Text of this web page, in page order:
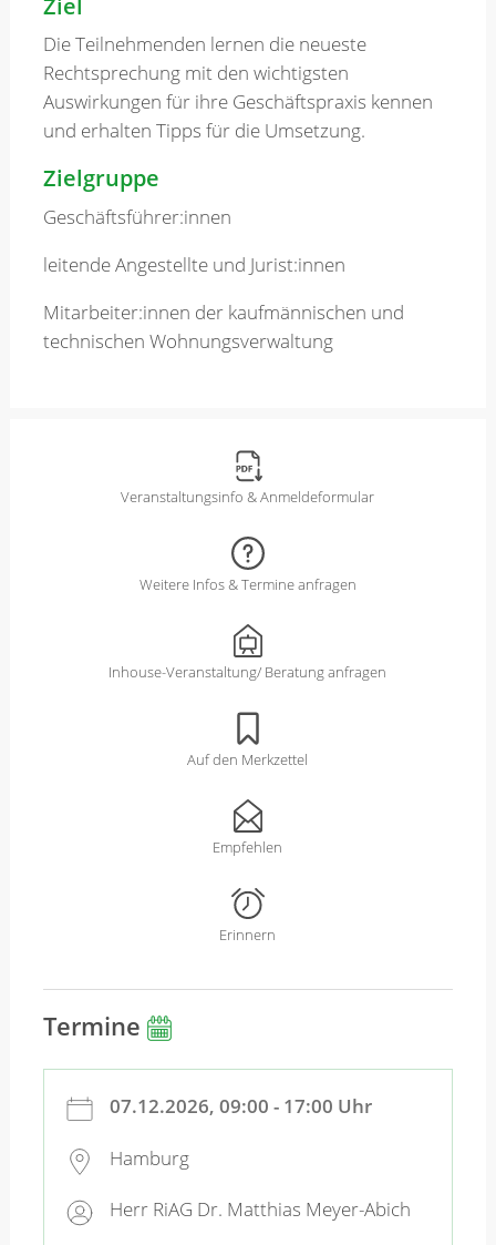
Die Teilnehmenden lernen die neueste
Rechtsprechung mit den wichtigsten
Auswirkungen für ihre Geschäftspraxis kennen
und erhalten Tipps für die Umsetzung.
Zielgruppe
Geschäftsführer:innen
leitende Angestellte und Jurist:innen
Mitarbeiter:innen der kaufmännischen und
technischen Wohnungsverwaltung
Veranstaltungsinfo & Anmeldeformular
Weitere Infos & Termine anfragen
Inhouse-Veranstaltung/ Beratung anfragen
Auf den Merkzettel
Empfehlen
Erinnern
Termine
07.12.2026, 09:00 - 17:00 Uhr
Hamburg
Herr RiAG Dr. Matthias Meyer-Abich